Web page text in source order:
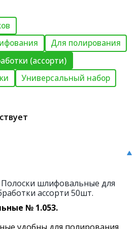
Для полирования
(ассорти)
Универсальный набор
шлифовальные для
ассорти 50шт.
№ 1.053.